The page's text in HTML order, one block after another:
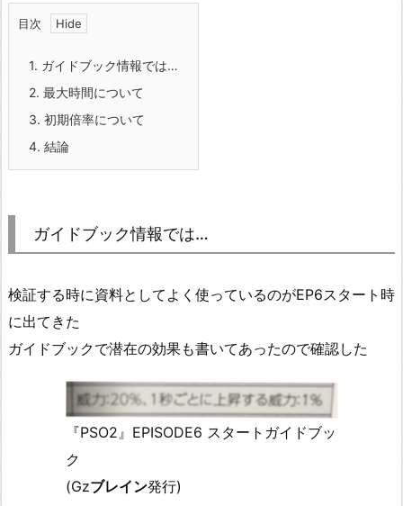
目次
1. ガイドブック情報では…
2. 最大時間について
3. 初期倍率について
4. 結論
ガイドブック情報では…
検証する時に資料としてよく使っているのがEP6スタート時
に出てきた
ガイドブックで潜在の効果も書いてあったので確認した
『PSO2』EPISODE6 スタートガイドブッ
ク
(Gzブレイン発行)